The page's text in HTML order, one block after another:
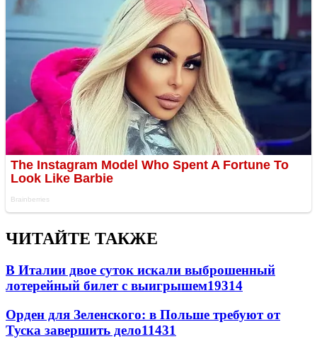
ЧИТАЙТЕ ТАКЖЕ
В Италии двое суток искали выброшенный
лотерейный билет с выигрышем19314
Орден для Зеленского: в Польше требуют от
Туска завершить дело11431